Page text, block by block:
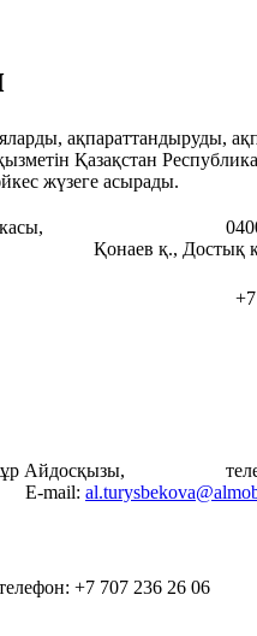
ақпараттандыруды,
Қазақстан
жүзеге асырады.
қ., Достық
777 692
Айдосқызы,
+7 707 236 26 06